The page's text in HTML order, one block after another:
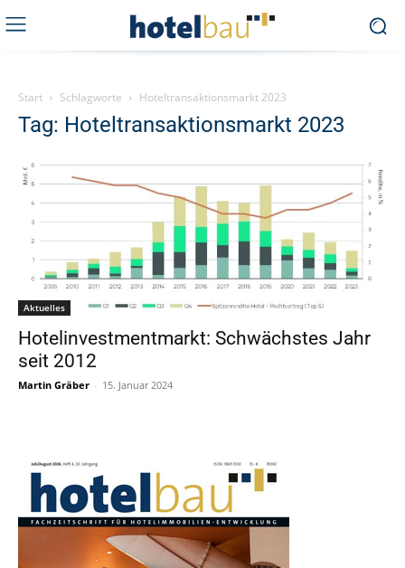
Start Schlagworte Hoteltransaktionsmarkt 2023
Tag: Hoteltransaktionsmarkt 2023
Aktuelles
Hotelinvestmentmarkt: Schwächstes Jahr
seit 2012
Martin Gräber - 15. Januar 2024